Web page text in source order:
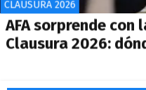
CLAUSURA 2026
AFA sorprende
Clausura 2026: